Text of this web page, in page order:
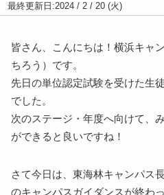
最終更新日:2024 / 2 / 20 (火)
皆さん、こんにちは！横浜キャ
ちろう）です。
先日の単位認定試験を受けた生
でした。
次のステージ・年度へ向けて、
ができると良いですね！
さて今日は、東海林キャンパス
のキャンパスガイダンスが終わっ